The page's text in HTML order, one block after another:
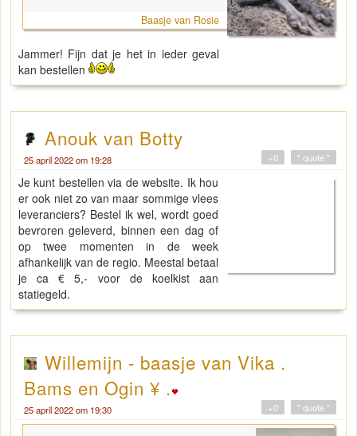
Baasje van Rosie
Jammer! Fijn dat je het in ieder geval
kan bestellen
Anouk van Botty
25 april 2022 om 19:28 " quote "
+0
Je kunt bestellen via de website. Ik hou
er ook niet zo van maar sommige vlees
leveranciers? Bestel ik wel, wordt goed
bevroren geleverd, binnen een dag of
op twee momenten in de week
afhankelijk van de regio. Meestal betaal
je ca € 5,- voor de koelkist aan
statiegeld.
Willemijn - baasje van Vika .
Bams en Ogin ¥ .
25 april 2022 om 19:30 " quote "
+0